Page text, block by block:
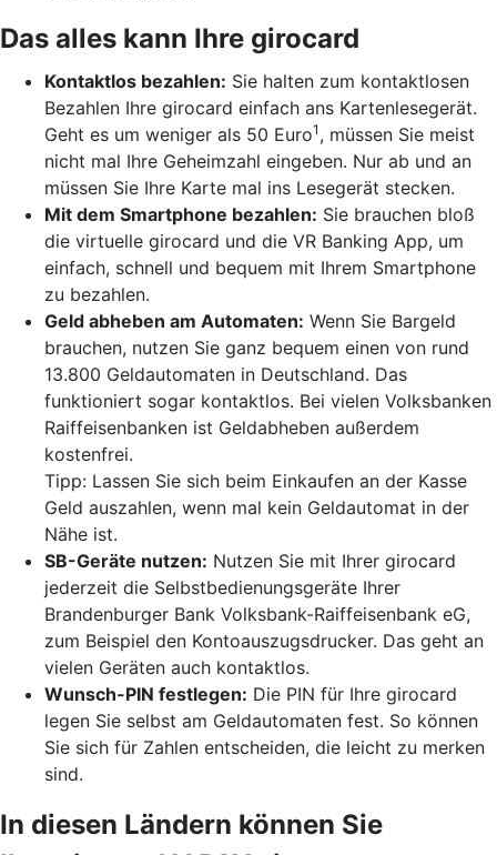
Das alles kann Ihre girocard
Kontaktlos bezahlen: Sie halten zum kontaktlosen
Bezahlen Ihre girocard einfach ans Kartenlesegerät.
Geht es um weniger als 50 Euro1 , müssen Sie meist
nicht mal Ihre Geheimzahl eingeben. Nur ab und an
müssen Sie Ihre Karte mal ins Lesegerät stecken.
Mit dem Smartphone bezahlen: Sie brauchen bloß
die virtuelle girocard und die VR Banking App, um
einfach, schnell und bequem mit Ihrem Smartphone
zu bezahlen.
Geld abheben am Automaten: Wenn Sie Bargeld
brauchen, nutzen Sie ganz bequem einen von rund
13.800 Geldautomaten in Deutschland. Das
funktioniert sogar kontaktlos. Bei vielen Volksbanken
Raiffeisenbanken ist Geldabheben außerdem
kostenfrei.
Tipp: Lassen Sie sich beim Einkaufen an der Kasse
Geld auszahlen, wenn mal kein Geldautomat in der
Nähe ist.
SB-Geräte nutzen: Nutzen Sie mit Ihrer girocard
jederzeit die Selbstbedienungsgeräte Ihrer
Brandenburger Bank Volksbank-Raiffeisenbank eG,
zum Beispiel den Kontoauszugsdrucker. Das geht an
vielen Geräten auch kontaktlos.
Wunsch-PIN festlegen: Die PIN für Ihre girocard
legen Sie selbst am Geldautomaten fest. So können
Sie sich für Zahlen entscheiden, die leicht zu merken
sind.
In diesen Ländern können Sie